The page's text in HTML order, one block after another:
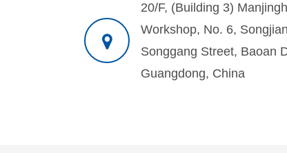
20/F, (Building 3)
Workshop, No. 6,
Songgang Street, Baoan
Guangdong, China